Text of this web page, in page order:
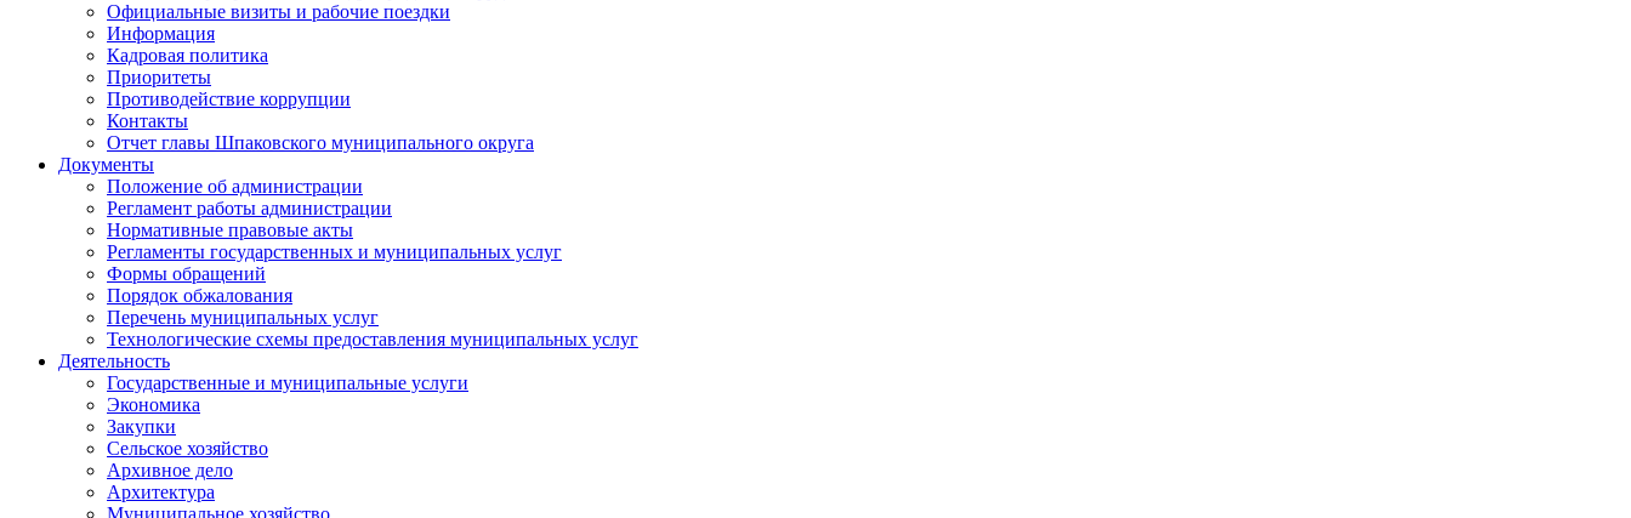
Официальные визиты и рабочие поездки
Информация
Кадровая политика
Приоритеты
Противодействие коррупции
Контакты
Отчет главы Шпаковского муниципального округа
Документы
Положение об администрации
Регламент работы администрации
Нормативные правовые акты
Регламенты государственных и муниципальных услуг
Формы обращений
Порядок обжалования
Перечень муниципальных услуг
Технологические схемы предоставления муниципальных услуг
Деятельность
Государственные и муниципальные услуги
Экономика
Закупки
Сельское хозяйство
Архивное дело
Архитектура